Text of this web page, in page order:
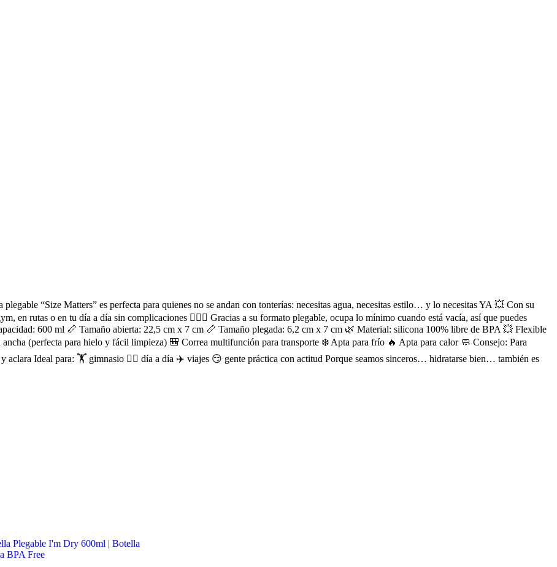
“Size Matters” es perfecta para quienes no se andan con tonterías: necesitas agua, necesitas estilo… y lo necesitas YA 💥 Con su
en rutas o en tu día a día sin complicaciones 🏋️‍♂️🌿 Gracias a su formato plegable, ocupa lo mínimo cuando está vacía, así que puedes
600 ml 📏 Tamaño abierta: 22,5 cm x 7 cm 📏 Tamaño plegada: 6,2 cm x 7 cm 🌿 Material: silicona 100% libre de BPA 💥 Flexible
ancha (perfecta para hielo y fácil limpieza) 🎒 Correa multifunción para transporte ❄️ Apta para frío 🔥 Apta para calor 🧼 Consejo: Para
aclara Ideal para: 🏋️ gimnasio 🚶‍♂️ día a día ✈️ viajes 😏 gente práctica con actitud Porque seamos sinceros… hidratarse bien… también es